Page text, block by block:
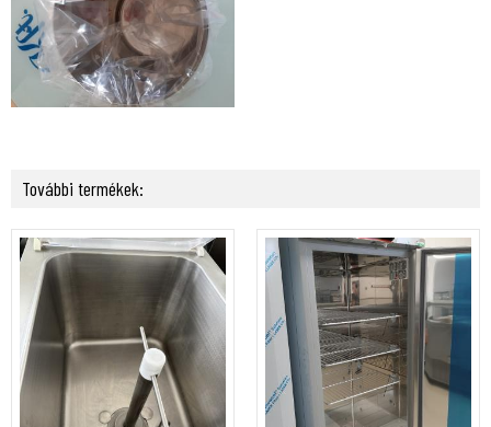
További termékek: